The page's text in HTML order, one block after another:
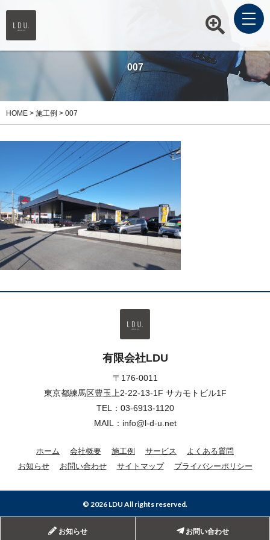
007
HOME > 施工例 > 007
有限会社LDU
〒176-0011
東京都練馬区豊玉上2-22-13-1F サカモトビル1F
TEL： 03-6913-1120
MAIL：info@l-d-u.net
ホーム 会社概要 施工例 サービス
よくある質問
お知らせ
お問い合わせ サイトマップ プライバシーポリシー
© 2026 LDU All rights reserved.
お知らせ お問い合わせ